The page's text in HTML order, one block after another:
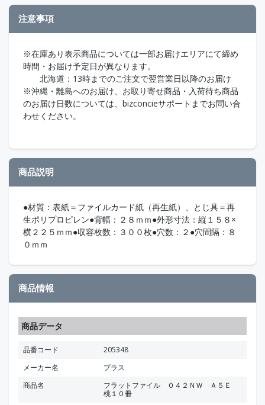
注意事項
※在庫あり表示商品については一部お届けエリアにて締め
時間・お届け予定日が異なります。
北海道：13時までのご注文で翌営業日以降のお届け
※沖縄・離島へのお届け、お取り寄せ商品・入荷待ち商品
のお届け日数については、bizconcieサポートまでお問い合
わせください。
商品説明
●材質：表紙＝ファイルカード紙（再生紙）、とじ具＝再
生ポリプロピレン●背幅：２８ｍｍ●外形寸法：縦１５８×
横２２５ｍｍ●収容枚数：３００枚●穴数：２●穴間隔：８
０ｍｍ
商品情報
商品データ
品番コード
205348
メーカー名
プラス
商品名
フラットファイル ０４２ＮＷ Ａ５Ｅ
桃１０冊